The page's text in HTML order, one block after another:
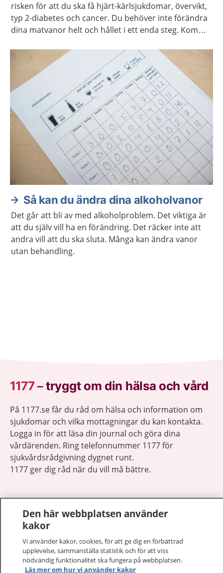
risken för att du ska få hjärt-kärlsjukdomar, övervikt,
typ 2-diabetes och cancer. Du behöver inte förändra
dina matvanor helt och hållet i ett enda steg. Kom
Så kan du ändra dina alkoholvanor
Det går att bli av med alkoholproblem. Det viktiga är
att du själv vill ha en förändring. Det räcker inte att
andra vill att du ska sluta. Många kan ändra vanor
utan behandling.
1177–tryggt om din hälsa och vård
På 1177.se får du råd om hälsa och information om
sjukdomar och vilka mottagningar du kan kontakta.
Logga in för att läsa din journal och göra dina
vårdärenden. Ring telefonnummer 1177 för
sjukvårdsrådgivning dygnet runt.
1177 ger dig råd när du vill må bättre.
Om 1177
Den här webbplatsen använder
kakor
Vi använder kakor, cookies, för att ge dig en förbättrad
upplevelse, sammanställa statistik och för att viss
nödvändig funktionalitet ska fungera på webbplatsen.
Läs mer om hur vi använder kakor